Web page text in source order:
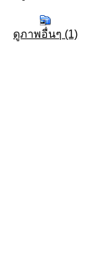
ดูภาพอื่นๆ (1)